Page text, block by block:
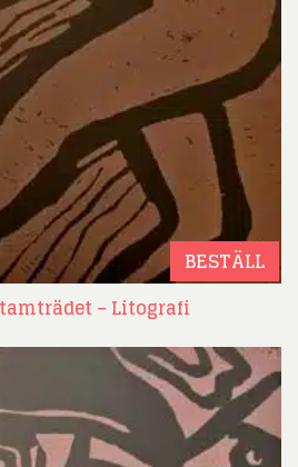
BESTÄLL
– Litografi